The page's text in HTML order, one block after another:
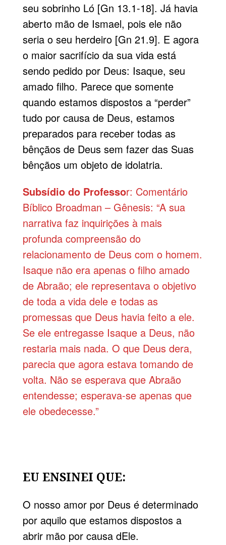
seu sobrinho Ló [Gn 13.1-18]. Já havia
aberto mão de Ismael, pois ele não
seria o seu herdeiro [Gn 21.9]. E agora
o maior sacrifícioda sua vida está
sendo pedido por Deus: Isaque, seu
amado filho. Parece que somente
quando estamos dispostos a “perder”
tudo por causa de Deus, estamos
preparados para receber todas as
bênçãos de Deus sem fazer das Suas
bênçãos um objeto de idolatria.
Subsídio do Professor: Comentário
Bíblico Broadman – Gênesis: “A sua
narrativa faz inquirições à mais
profunda compreensão do
relacionamento de Deus com o homem.
Isaque não era apenas o filho amado
de Abraão; ele representava o objetivo
de toda a vida dele e todas as
promessas que Deus havia feito a ele.
Se ele entregasse Isaque a Deus, não
restaria mais nada. O que Deus dera,
parecia que agora estava tomando de
volta. Não se esperava que Abraão
entendesse; esperava-se apenas que
ele obedecesse.”
EU ENSINEI QUE:
O nosso amor por Deus é determinado
por aquilo que estamos dispostos a
abrir mão por causa dEle.